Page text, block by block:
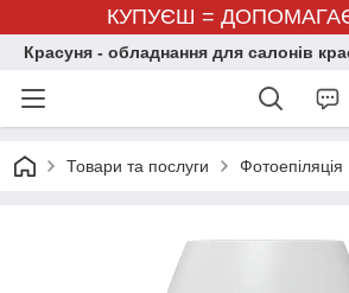
КУПУЄШ =
Красуня - обладнання для салонів
Товари та послуги Фотоепіляція